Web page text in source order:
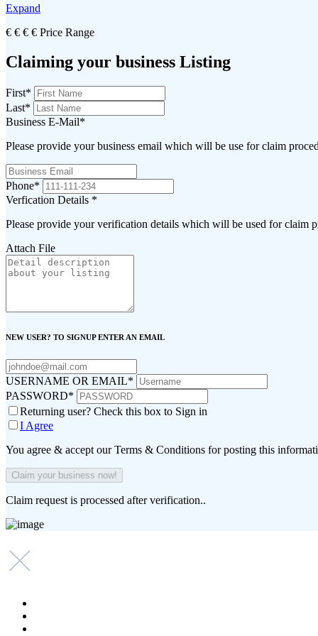
Expand
€ € € € Price Range
Claiming your business Listing
First*
Last*
Business E-Mail*
Please provide your business email which will be use for claim
Phone*
Verfication Details *
Please provide your verification details which will be used for claim
Attach File
NEW USER? TO SIGNUP ENTER AN EMAIL
USERNAME OR EMAIL*
PASSWORD*
Returning user? Check this box to Sign in
I Agree
You agree & accept our Terms & Conditions for posting this
Claim request is processed after verification..